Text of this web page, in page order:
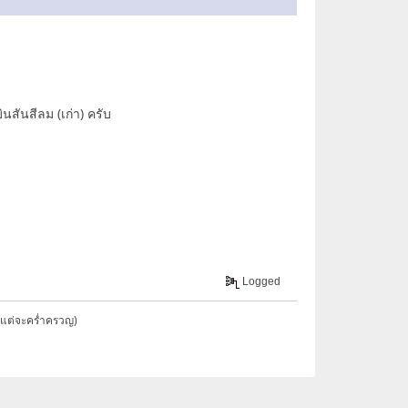
สันสีลม (เก่า) ครับ
Logged
ต่จะคร่ำครวญ)